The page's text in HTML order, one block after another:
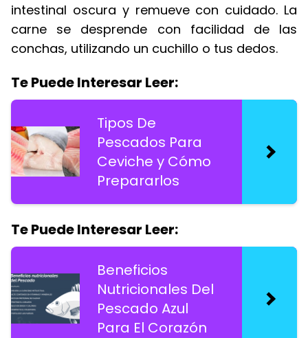
intestinal oscura y remueve con cuidado. La
carne se desprende con facilidad de las
conchas, utilizando un cuchillo o tus dedos.
Te Puede Interesar Leer:
Tipos De
Pescados Para
Ceviche y Cómo
Prepararlos
Te Puede Interesar Leer:
Beneficios
Nutricionales Del
Pescado Azul
Para El Corazón